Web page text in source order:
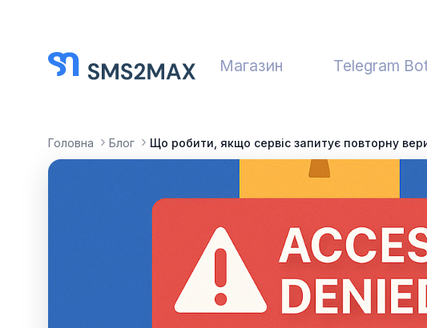
Магазин Telegram
Головна Блог Що робити, якщо сервіс запитує повторну